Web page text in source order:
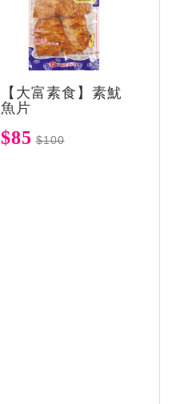
【大富素食】素魷
魚片
$85 $100